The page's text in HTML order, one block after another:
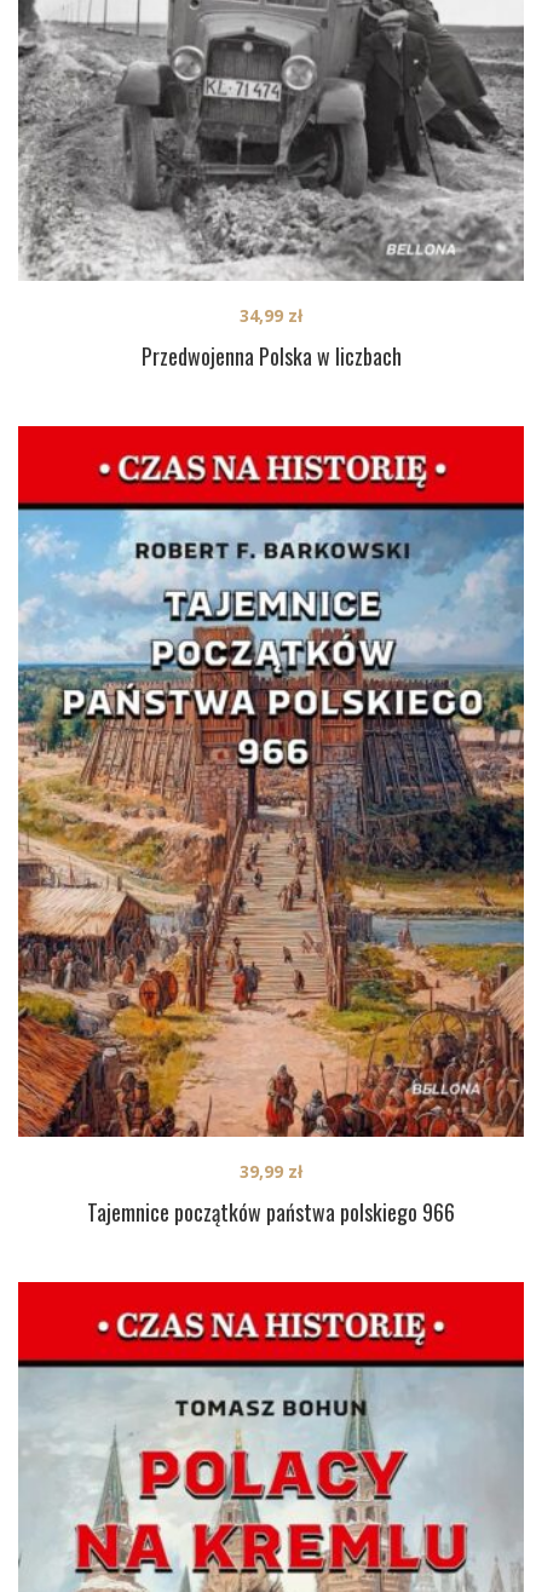
Przedwojenna Polska w liczbach
34,99 zł
Tajemnice początków państwa polskiego 966
39,99 zł